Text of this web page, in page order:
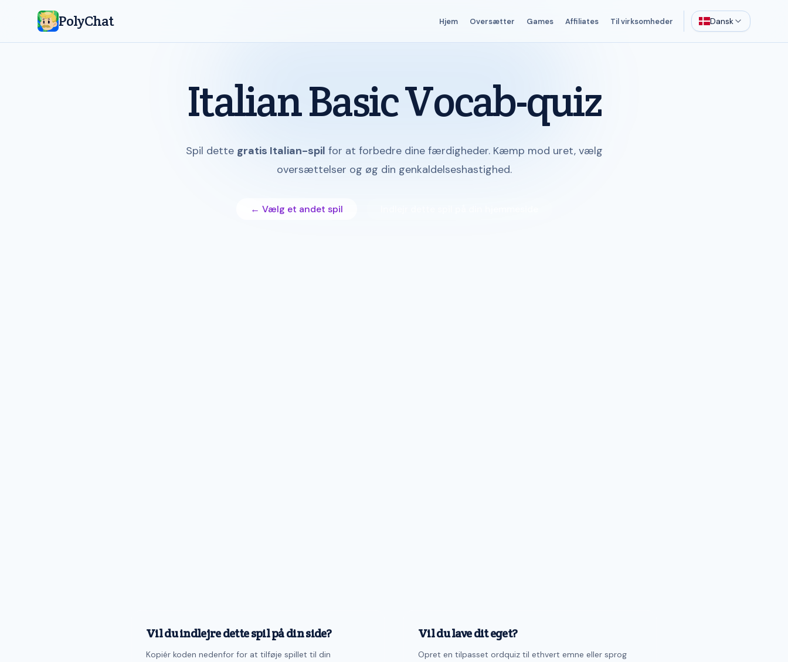
PolyChat Hjem Oversætter Games Affiliates Til virksomheder Dansk
Italian Basic Vocab-quiz
Spil dette gratis Italian-spil for at forbedre dine færdigheder. Kæmp mod uret, vælg
oversættelser og øg din genkaldelseshastighed.
← Vælg et andet spil
Vil du indlejre dette spil på din side?
Kopiér koden nedenfor for at tilføje spillet til din
Vil du lave dit eget?
Opret en tilpasset ordquiz til ethvert emne eller sprog